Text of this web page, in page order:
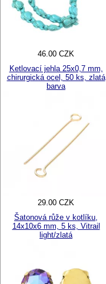
46.00 CZK
Ketlovací jehla 25x0,7 mm,
chirurgická ocel, 50 ks, zlatá
barva
29.00 CZK
Šatonová růže v kotlíku,
14x10x6 mm, 5 ks, Vitrail
light/zlatá